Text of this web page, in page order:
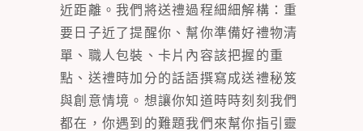
近距離。我們將送禮過程細細解構：重
要日子近了提醒你、幫你準備好禮物清
單、職人包裝、卡片內容該把握的重
點、送禮時加分的話語撰寫成送禮秘笈
與創意情境。想讓你知道時時刻刻我們
都在，你遇到的難題我們來幫你指引靈